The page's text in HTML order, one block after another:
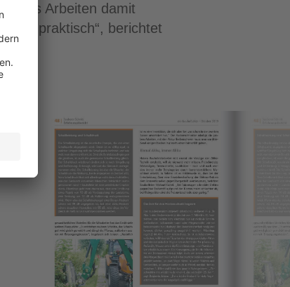
das Arbeiten damit
unpraktisch“, berichtet